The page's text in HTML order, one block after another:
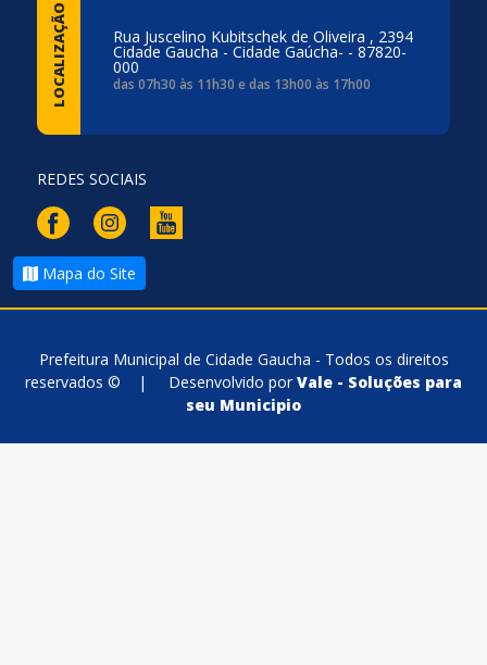
LOCALIZAÇÃO Rua Juscelino Kubitschek de Oliveira , 2394
Cidade Gaucha - Cidade Gaúcha- - 87820-
000
das 07h30 às 11h30 e das 13h00 às 17h00
REDES SOCIAIS
Mapa do Site
Prefeitura Municipal de Cidade Gaucha - Todos os direitos
reservados © | Desenvolvido por Vale - Soluções para
seu Municipio